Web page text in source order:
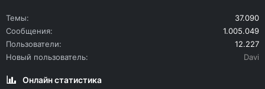
Темы
37.090
Сообщения
1.005.049
Пользователи
12.227
Новый пользователь
Davi
Онлайн статистика